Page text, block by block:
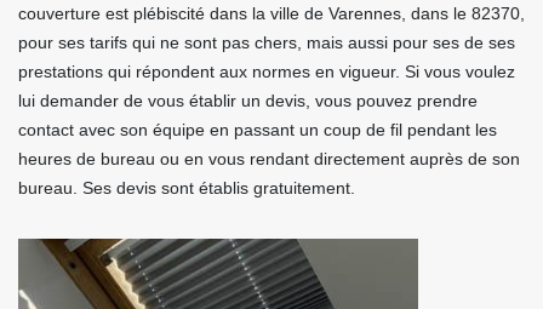
couverture est plébiscité dans la ville de Varennes, dans le 82370,
pour ses tarifs qui ne sont pas chers, mais aussi pour ses de ses
prestations qui répondent aux normes en vigueur. Si vous voulez
lui demander de vous établir un devis, vous pouvez prendre
contact avec son équipe en passant un coup de fil pendant les
heures de bureau ou en vous rendant directement auprès de son
bureau. Ses devis sont établis gratuitement.